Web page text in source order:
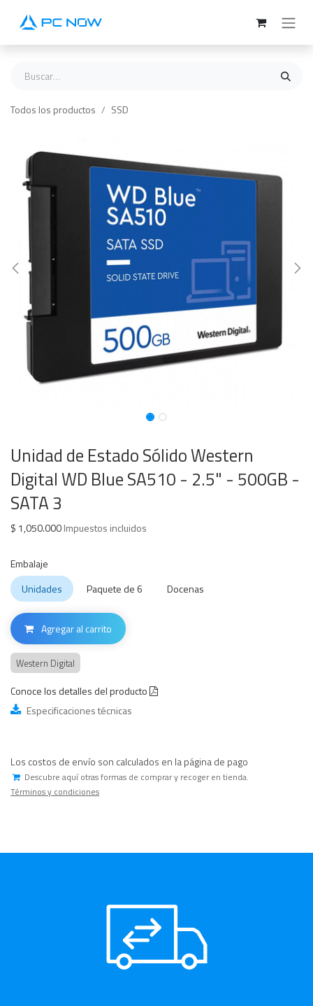
Todos los productos SSD
Unidad de Estado Sólido Western
Digital WD Blue SA510 - 2.5" - 500GB -
SATA 3
$ 1,050.000Impuestos incluidos
Embalaje
Unidades
Paquete de 6 Docenas
Agregar al carrito
Western Digital
Conoce los detalles del producto
Especificaciones técnicas
Los costos de envío son calculados en la página de pago
Descubre aquí otras formas de comprar y recoger en tienda.
Términos y condiciones